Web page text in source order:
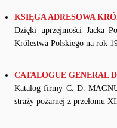
KSIĘGA ADRESOWA
Dzięki uprzejmości Jacka
Królestwa Polskiego na rok
CATALOGUE GENERAL
Katalog firmy C. D.
straży pożarnej z przełomu